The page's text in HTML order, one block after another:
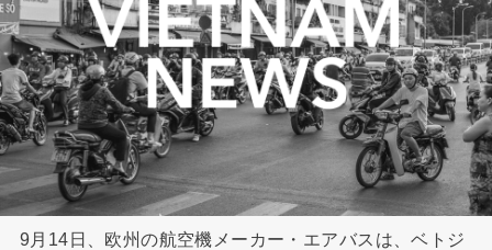
9月14日、欧州の航空機メーカー・エアバスは、ベトジ